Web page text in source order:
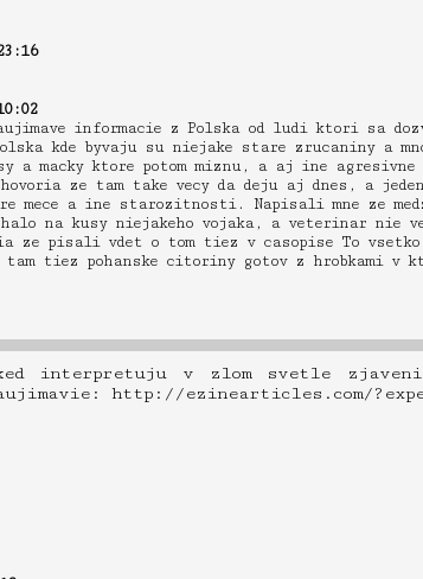
informacie z Polska od ludi ktori sa
kde byvaju su niejake stare zrucaniny a
a macky ktore potom miznu, a aj ine
ze tam take vecy da deju aj dnes, a
mece a ine starozitnosti. Napisali mne ze
na kusy niejakeho vojaka, a veterinar nie
ze pisali vdet o tom tiez v casopise To
tiez pohanske citoriny gotov z hrobkami v
interpretuju v zlom svetle
http://ezinearticles.com/